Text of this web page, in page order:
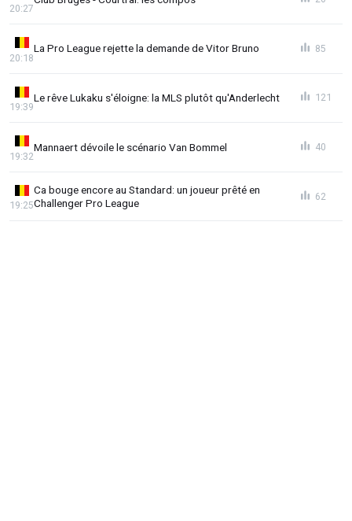
20:27
La Pro League rejette la demande de Vitor Bruno
20:18
85
Le rêve Lukaku s'éloigne: la MLS plutôt qu'Anderlecht
19:39
121
Mannaert dévoile le scénario Van Bommel
19:32
40
Ca bouge encore au Standard: un joueur prêté en
Challenger Pro League
19:25
62